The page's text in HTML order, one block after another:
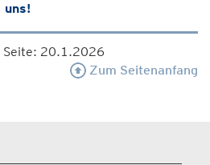
uns!
Seite: 20.1.2026
Zum Seitenanfang